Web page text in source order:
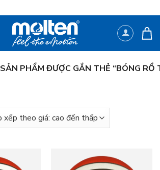
SẢN PHẨM ĐƯỢC GẮN THẺ “BÓNG RỔ